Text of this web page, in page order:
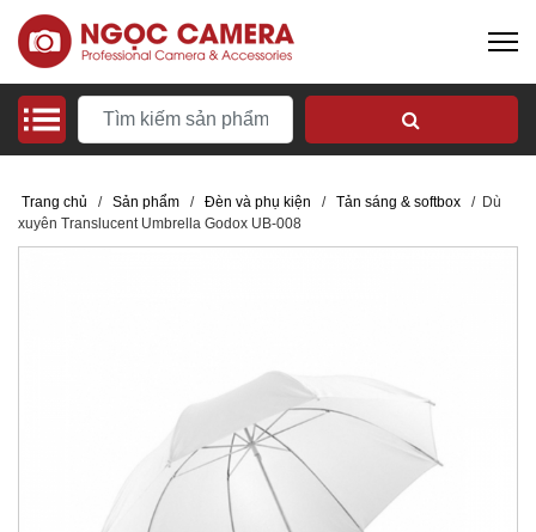
Trang chủ / Sản phẩm / Đèn và phụ kiện / Tản sáng & softbox / Dù
xuyên Translucent Umbrella Godox UB-008